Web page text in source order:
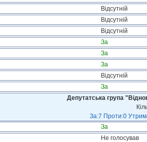
Відсутній
Відсутній
Відсутній
За
За
За
Відсутній
За
Депутатська група
За:7 Проти:0
За
Не голосував